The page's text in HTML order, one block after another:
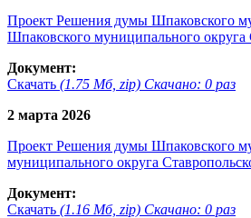
Проект Решения думы Шпаковского
Шпаковского муниципального округа
Документ:
Скачать (1.75 Мб, zip) Скачано: 0 раз
2 марта 2026
Проект Решения думы Шпаковского
муниципального округа
Документ:
Скачать (1.16 Мб, zip) Скачано: 0 раз